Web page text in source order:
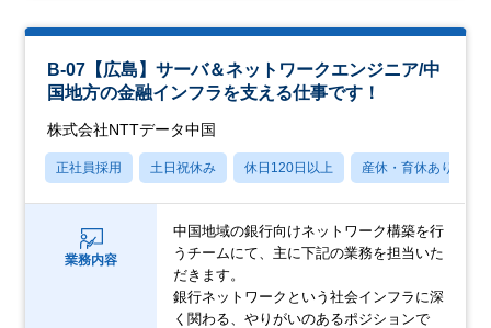
B-07【広島】サーバ＆ネットワークエンジニア/中
国地方の金融インフラを支える仕事です！
株式会社NTTデータ中国
正社員採用 土日祝休み 休日120日以上 産休・育休あり
業務内容
中国地域の銀行向けネットワーク構築を行
うチームにて、主に下記の業務を担当いた
だきます。
銀行ネットワークという社会インフラに深
く関わる、やりがいのあるポジションで